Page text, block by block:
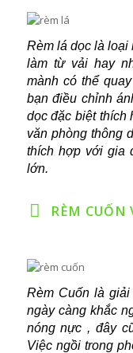
Rèm lá dọc là loại
làm từ vải hay
mành có thể
bạn điều chỉnh
dọc đặc biệt thích
văn phòng thông
thích hợp với gia
lớn.
RÈM CUỐN
Rèm Cuốn là
ngày càng khắc
nóng nực , đây
Việc ngồi trong